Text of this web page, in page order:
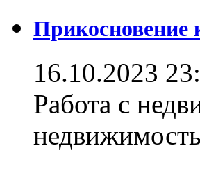
Прикосновение
16.10.2023
Работа с